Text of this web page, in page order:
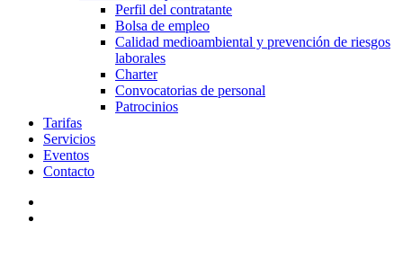
Perfil del contratante
Bolsa de empleo
Calidad medioambiental y prevención de riesgos
laborales
Charter
Convocatorias de personal
Patrocinios
Tarifas
Servicios
Eventos
Contacto